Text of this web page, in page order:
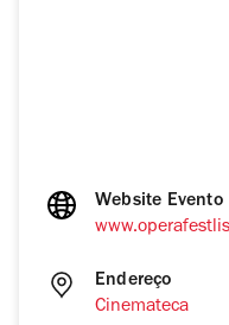
Website Evento
Endereço
Cinemateca